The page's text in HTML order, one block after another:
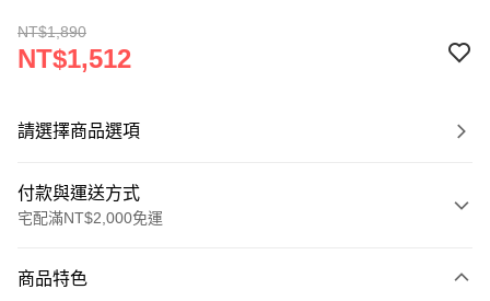
NT$1,890
NT$1,512
請選擇商品選項
付款與運送方式
宅配滿NT$2,000免運
信用卡一次付款
商品特色